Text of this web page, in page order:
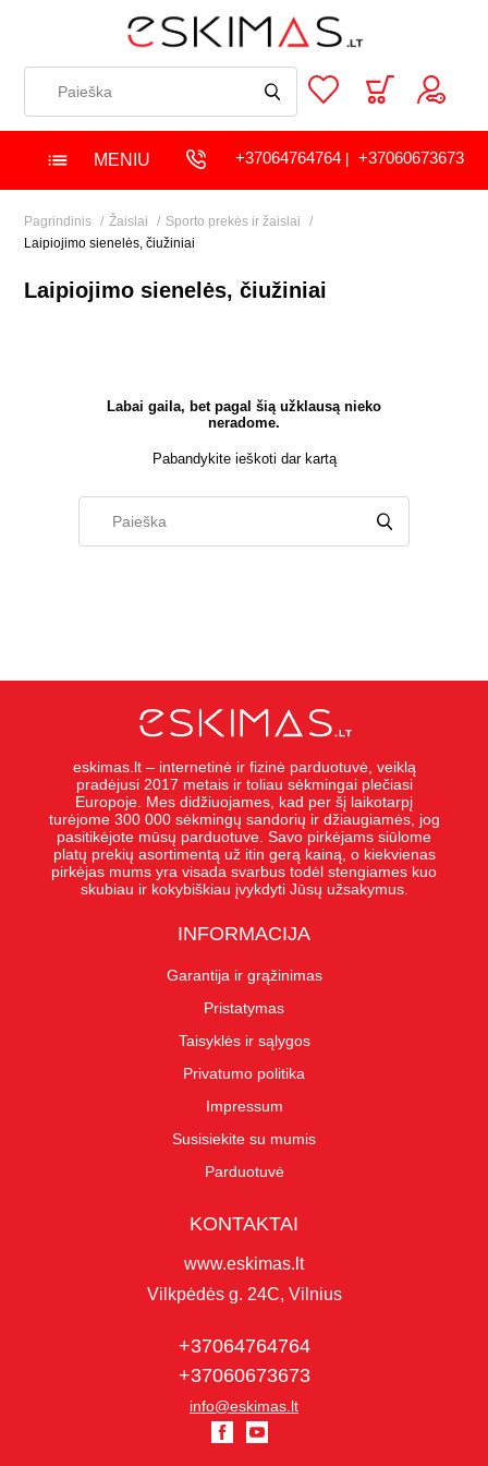
MENIU +37064764764| +37060673673
Pagrindinis Žaislai
Sporto prekės ir žaislai
Laipiojimo sienelės, čiužiniai
Laipiojimo sienelės, čiužiniai
Labai gaila, bet pagal šią užklausą nieko
neradome.
Pabandykite ieškoti dar kartą
eskimas.lt – internetinė ir fizinė parduotuvė, veiklą
pradėjusi 2017 metais ir toliau sėkmingai plečiasi
Europoje. Mes didžiuojames, kad per šį laikotarpį
turėjome 300 000 sėkmingų sandorių ir džiaugiamės, jog
pasitikėjote mūsų parduotuve. Savo pirkėjams siūlome
platų prekių asortimentą už itin gerą kainą, o kiekvienas
pirkėjas mums yra visada svarbus todėl stengiames kuo
skubiau ir kokybiškiau įvykdyti Jūsų užsakymus.
INFORMACIJA
Garantija ir grąžinimas
Pristatymas
Taisyklės ir sąlygos
Privatumo politika
Impressum
Susisiekite su mumis
Parduotuvė
KONTAKTAI
www.eskimas.lt
Vilkpėdės g. 24C, Vilnius
+37064764764
+37060673673
info@eskimas.lt